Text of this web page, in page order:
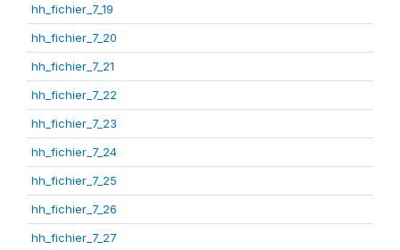
hh_fichier_7_19
hh_fichier_7_20
hh_fichier_7_21
hh_fichier_7_22
hh_fichier_7_23
hh_fichier_7_24
hh_fichier_7_25
hh_fichier_7_26
hh_fichier_7_27